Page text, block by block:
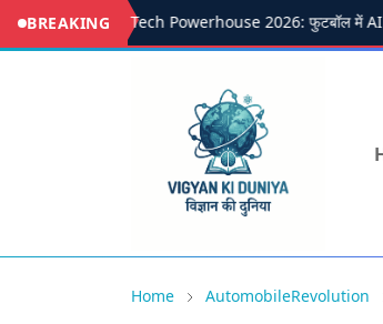
BREAKING
LALIGA Tech Powerhouse 2026: फुटबॉल में AI
Home AutomobileRevolution